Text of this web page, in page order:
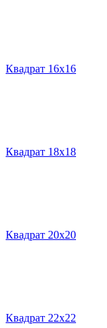
Квадрат 16х16
Квадрат 18х18
Квадрат 20х20
Квадрат 22х22